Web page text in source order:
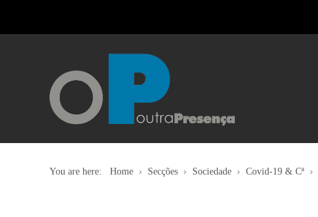
You are here: Home Secções Sociedade Covid-19 & Cª